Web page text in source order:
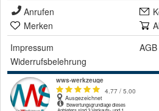
Anrufen
Merken
Impressum
AGB
Widerrufsbelehrung